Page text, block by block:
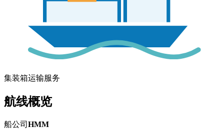
集装箱运输服务
航线概览
船公司 HMM